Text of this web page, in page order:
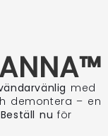
med
demontera – en
Beställ nu för